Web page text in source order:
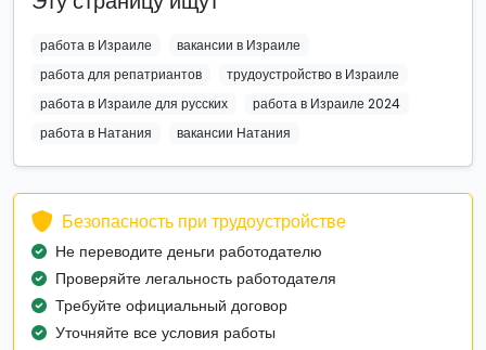
работа в Израиле
вакансии в Израиле
работа для репатриантов
трудоустройство в Израиле
работа в Израиле для русских
работа в Израиле 2024
работа в Натания
вакансии Натания
Безопасность при трудоустройстве
Не переводите деньги работодателю
Проверяйте легальность работодателя
Требуйте официальный договор
Уточняйте все условия работы